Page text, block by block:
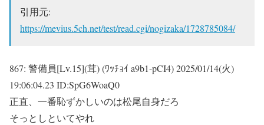
引用元:
https://mevius.5ch.net/test/read.cgi/nogizaka/1728785084/
867: 警備員[Lv.15](茸) (ﾜｯﾁｮｲ a9b1-pCI4)2025/01/14(火)
19:06:04.23 ID:SpG6WoaQ0
正直、一番恥ずかしいのは松尾自身だろ
そっとしといてやれ